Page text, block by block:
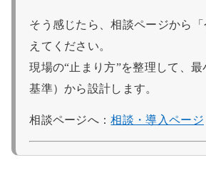
そう感じたら、相談ページから
えてください。
現場の“止まり方”を整理して、最
基準）から設計します。
相談ページへ：相談・導入ページ